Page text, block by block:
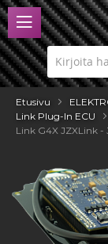
Etusivu
Link Plug-In ECU
Link G4X JZXLink -
end